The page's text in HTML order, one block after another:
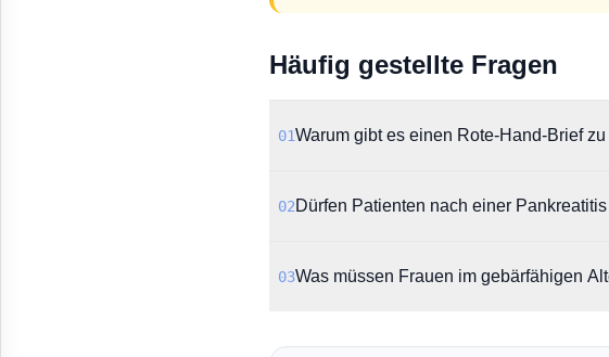
Häufig gestellte Fragen
01Warum gibt es einen Rote-Hand-Brief
angeborenen Fehlbildungen bei
02Dürfen Patienten nach einer
Exposition ein wiederkehrendes Auftreten
03Was müssen Frauen im gebärfähigen
der Empfängnisverhütung anwenden.